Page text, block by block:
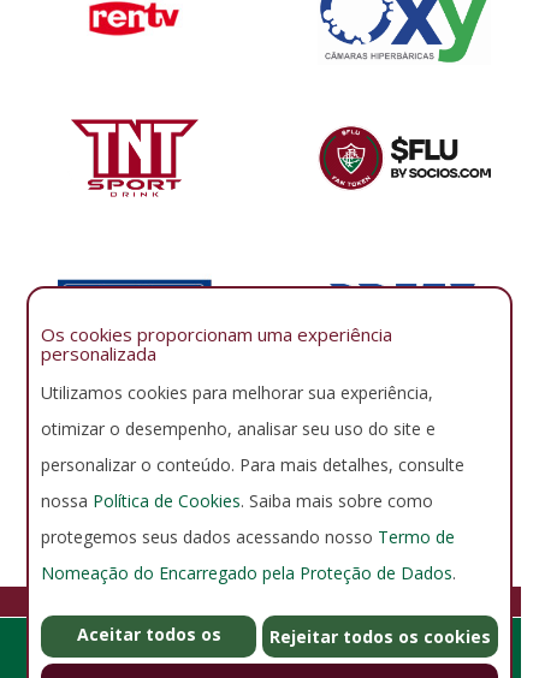
GERENCIAR COOKIES
POLÍTICA DE PRIVACIDADE
Rua Álvaro Chaves 41, Laranjeiras - Rio de Janeiro - RJ - Brasil -
Os cookies proporcionam uma experiência
personalizada
Utilizamos cookies para melhorar sua experiência,
otimizar o desempenho, analisar seu uso do site e
personalizar o conteúdo. Para mais detalhes, consulte
nossa Política de Cookies. Saiba mais sobre como
protegemos seus dados acessando nosso Termo de
Nomeação do Encarregado pela Proteção de Dados.
Aceitar todos os
cookies
Rejeitar todos os cookies